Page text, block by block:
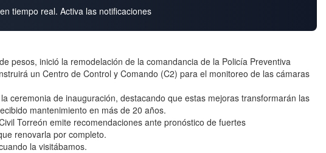
tiempo real. Activa las notificaciones
pesos, inició la remodelación de la comandancia de la Policía Preventiva
un Centro de Control y Comando (C2) para el monitoreo de las cámaras
ceremonia de inauguración, destacando que estas mejoras transformarán las
mantenimiento en más de 20 años.
Torreón emite recomendaciones ante pronóstico de fuertes
renovarla por completo.
la visitábamos.